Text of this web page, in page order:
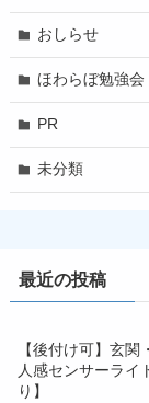
おしらせ
ほわらぼ勉強会
PR
未分類
最近の投稿
【後付け可】玄
人感センサーライ
り】